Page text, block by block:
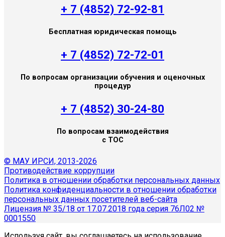
+ 7 (4852) 72-92-81
Бесплатная юридическая помощь
+ 7 (4852) 72-72-01
По вопросам организации обучения и оценочных
процедур
+ 7 (4852) 30-24-80
По вопросам взаимодействия
с ТОС
© МАУ ИРСИ, 2013-2026
Противодействие коррупции
Политика в отношении обработки персональных данных
Политика конфиденциальности в отношении обработки
персональных данных посетителей веб-сайта
Лицензия № 35/18 от 17.07.2018 года серия 76Л02 №
0001550